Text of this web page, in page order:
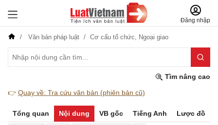
Đăng nhập
Văn bản pháp luật Cơ cấu tổ chức, Ngoại giao
Tìm nâng cao
👉 Quay về: Tra cứu văn bản (phiên bản cũ)
Tổng quan Nội dung VB gốc Tiếng Anh Lược đồ